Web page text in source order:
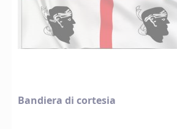
Bandiera di cortesia